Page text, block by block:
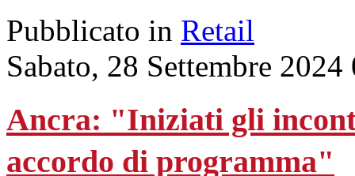
Pubblicato in Retail
Sabato, 28 Settembre 2024
Ancra: "Iniziati gli
accordo di programma"